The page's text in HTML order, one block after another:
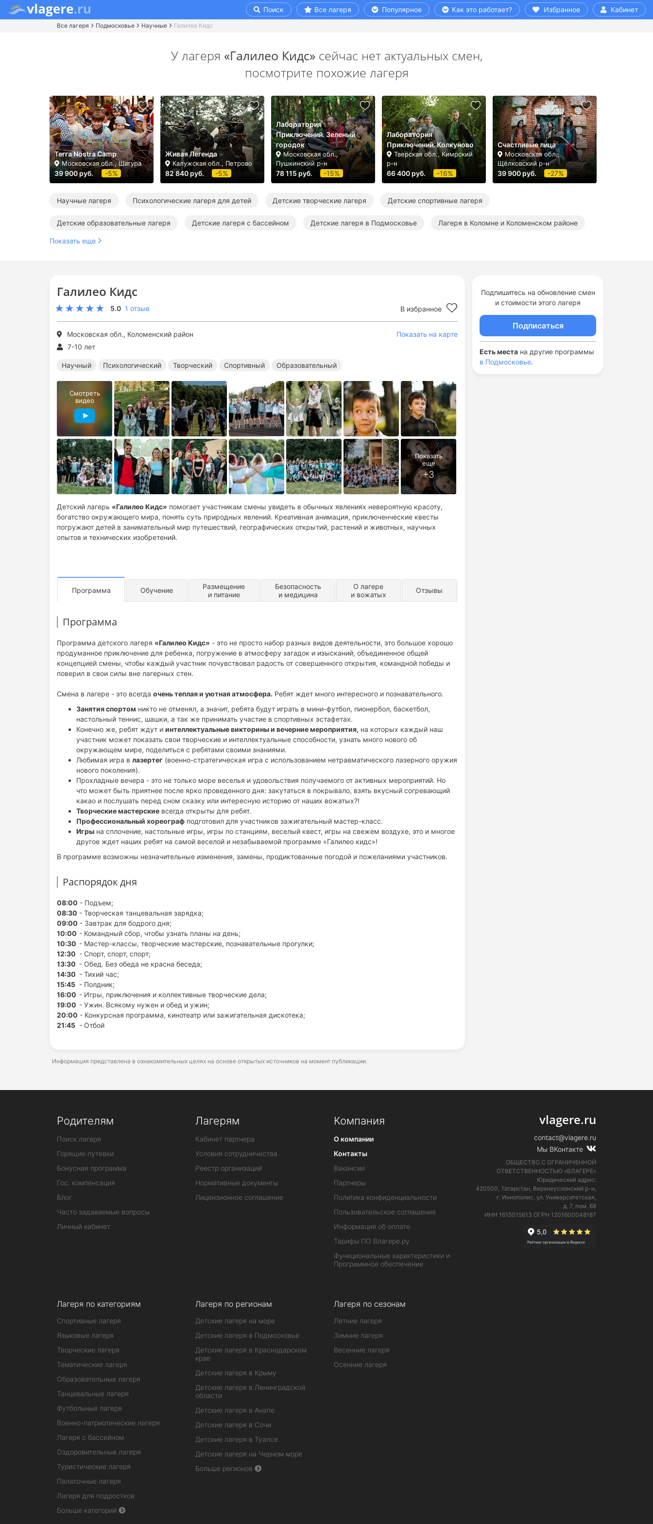
Поиск Все лагеря Популярное Как это работает? Избранное Кабинет
Все лагеря Подмосковье Научные Галилео Кидс
Галилео Кидс
5.0 1 отзыв В избранное
Московская обл., Коломенский район
Показать на карте
7-10 лет
Научный Психологический Творческий Спортивный Образовательный
Детский лагерь «Галилео Кидс» помогает участникам смены увидеть в обычных явлениях невероятную красоту,
богатство окружающего мира, понять суть природных явлений. Креативная анимация, приключенческие квесты
погружают детей в занимательный мир путешествий, географических открытий, растений и животных, научных
опытов и технических изобретений.
Смотреть
видео
Программа Обучение
Размещение
и питание
Безопасность
и медицина
О лагере
и вожатых
Отзывы
Программа
Программа детского лагеря «Галилео Кидс» - это не просто набор разных видов деятельности, это большое хорошо
продуманное приключение для ребенка, погружение в атмосферу загадок и изысканий, объединенное общей
концепцией смены, чтобы каждый участник почувствовал радость от совершенного открытия, командной победы и
поверил в свои силы вне лагерных стен.
Смена в лагере - это всегда очень теплая и уютная атмосфера. Ребят ждет много интересного и познавательного.
Занятия спортом никто не отменял, а значит, ребята будут играть в мини-футбол, пионербол, баскетбол,
настольный теннис, шашки, а так же принимать участие в спортивных эстафетах.
Конечно же, ребят ждут и интеллектуальные викторины и вечерние мероприятия, на которых каждый наш
участник может показать свои творческие и интеллектуальные способности, узнать много нового об
окружающем мире, поделиться с ребятами своими знаниями.
Любимая игра в лазертег (военно-стратегическая игра с использованием нетравматического лазерного оружия
нового поколения).
Прохладные вечера - это не только море веселья и удовольствия получаемого от активных мероприятий. Но
что может быть приятнее после ярко проведенного дня: закутаться в покрывало, взять вкусный согревающий
какао и послушать перед сном сказку или интересную историю от наших вожатых?!
Творческие мастерские всегда открыты для ребят.
Профессиональный хореограф подготовил для участников зажигательный мастер-класс.
Игры на сплочение, настольные игры, игры по станциям, веселый квест, игры на свежем воздухе, это и многое
другое ждет наших ребят на самой веселой и незабываемой программе «Галилео кидс»!
В программе возможны незначительные изменения, замены, продиктованные погодой и пожеланиями участников.
Распорядок дня
08:00 - Подъем;
08:30 - Творческая танцевальная зарядка;
09:00 - Завтрак для бодрого дня;
10:00 - Командный сбор, чтобы узнать планы на день;
10:30 - Мастер-классы, творческие мастерские, познавательные прогулки;
12:30 - Спорт, спорт, спорт;
13:30 - Обед. Без обеда не красна беседа;
14:30 - Тихий час;
15:45 - Полдник;
16:00 - Игры, приключения и коллективные творческие дела;
19:00 - Ужин. Всякому нужен и обед и ужин;
20:00 - Конкурсная программа, кинотеатр или зажигательная дискотека;
21:45 - Отбой
Подпишитесь на обновление смен
и стоимости этого лагеря
Подписаться
Есть места на другие программы
в Подмосковье.
Информация представлена в ознакомительных целях на основе открытых источников на момент публикации.
У лагеря «Галилео Кидс»сейчас нет актуальных смен,
посмотрите похожие лагеря
Terra Nostra Camp
Московская обл., Шатура
39 900 руб. -5%
Живая Легенда
Калужская обл., Петрово
82 840 руб. -5%
Лаборатория
Приключений. Зеленый
городок
Московская обл.,
Пушкинский р-н
78 115 руб. -15%
Лаборатория
Приключений. Колкуново
Тверская обл., Кимрский
р-н
66 400 руб. -16%
Счастливые лица
Московская обл.,
Щёлковский р-н
39 900 руб. -27%
Научные лагеря Психологические лагеря для детей Детские творческие лагеря Детские спортивные лагеря
Детские образовательные лагеря Детские лагеря с бассейном Детские лагеря в Подмосковье Лагеря в Коломне и Коломенском районе
Научные лагеря в Подмосковье
Показать еще
Родителям
Поиск лагеря
Горящие путевки
Бонусная программа
Гос. компенсация
Блог
Часто задаваемые вопросы
Личный кабинет
Лагерям
Кабинет партнера
Условия сотрудничества
Реестр организаций
Нормативные документы
Лицензионное соглашение
Компания
О компании
Контакты
Вакансии
Партнеры
Политика конфиденциальности
Пользовательское соглашение
Информация об оплате
Тарифы ПО Влагере.ру
Функциональные характеристики и
Программное обеспечение
Лагеря по категориям
Спортивные лагеря
Языковые лагеря
Творческие лагеря
Тематические лагеря
Образовательные лагеря
Танцевальные лагеря
Футбольные лагеря
Военно-патриотические лагеря
Лагеря с бассейном
Оздоровительные лагеря
Туристические лагеря
Палаточные лагеря
Лагеря для подростков
Больше категорий
Лагеря по регионам
Детские лагеря на море
Детские лагеря в Подмосковье
Детские лагеря в Краснодарском
крае
Детские лагеря в Крыму
Детские лагеря в Ленинградской
области
Детские лагеря в Анапе
Детские лагеря в Сочи
Детские лагеря в Туапсе
Детские лагеря на Черном море
Больше регионов
Лагеря по сезонам
Летние лагеря
Зимние лагеря
Весенние лагеря
Осенние лагеря
vlagere.ru
contact@vlagere.ru
Мы ВКонтакте
ОБЩЕСТВО С ОГРАНИЧЕННОЙ
ОТВЕТСТВЕННОСТЬЮ «ВЛАГЕРЕ»
Юридический адрес:
420500, Татарстан, Верхнеуслонский р-н,
г. Иннополис, ул. Университетская,
д. 7, пом. 68
ИНН 1615015613 ОГРН 1201600048187